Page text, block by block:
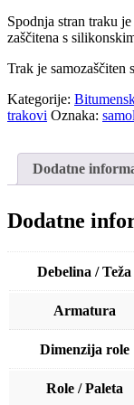
Spodnja stran traku
zaščitena s
Trak je samozaščiten
Kategorije:
trakovi Oznaka:
Dodatne
Dodatne
Debelina / Teža
Armatura
Dimenzija role
Role / Paleta